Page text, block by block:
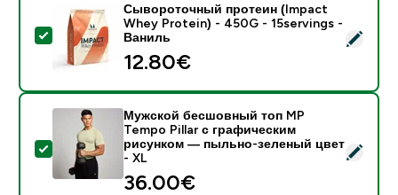
- Сывороточный протеин (Impact Whey Protein) -
Сывороточный протеин (Impact
Whey Protein) - 450G - 15servings -
Ваниль
12.80€‎
- Мужской бесшовный топ MP Tempo Pillar с
Мужской бесшовный топ MP
Tempo Pillar с графическим
рисунком — пыльно-зеленый цвет
- XL
36.00€‎